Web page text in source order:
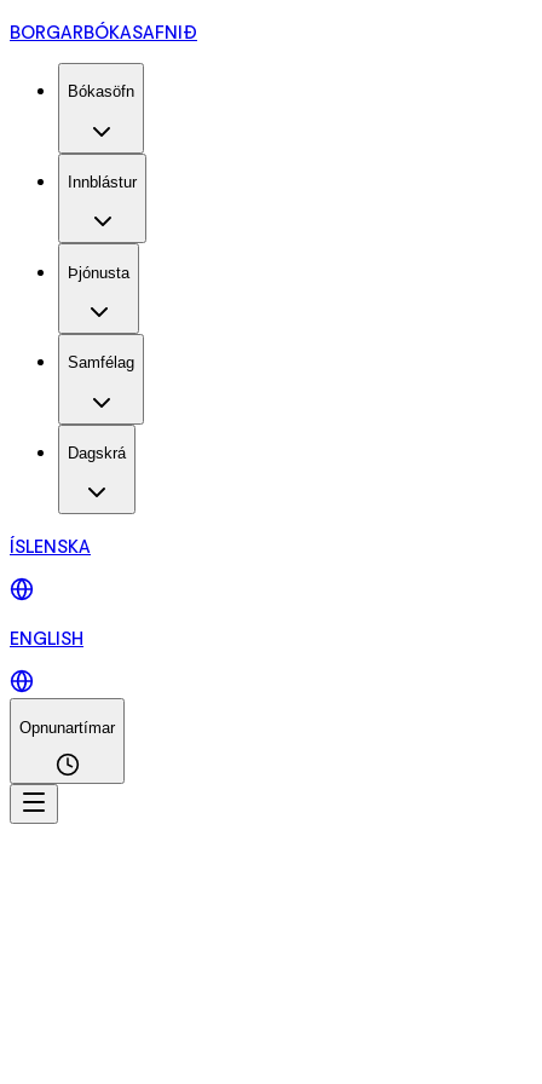
BORGARBÓKASAFNIÐ
Bókasöfn
Innblástur
Þjónusta
Samfélag
Dagskrá
ÍSLENSKA
ENGLISH
Opnunartímar